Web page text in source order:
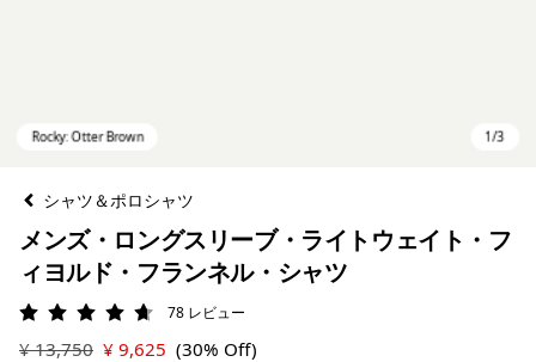
シャツ＆ポロシャツ
メンズ・ロングスリーブ・ライトウェイト・フ
ィヨルド・フランネル・シャツ
評価: 4.7 / 5
78 レビュー
¥ 13,750 ¥ 9,625 (30% Off)